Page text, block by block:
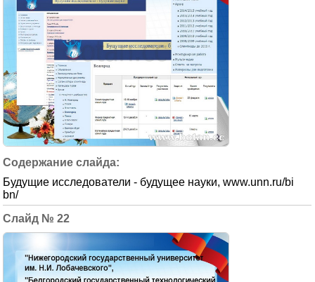
Будущие исследователи - будущее науки, www.unn.ru/bi
bn/
22